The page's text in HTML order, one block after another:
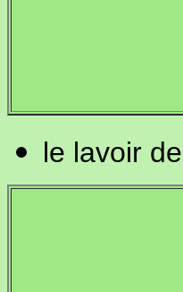
le lavoir